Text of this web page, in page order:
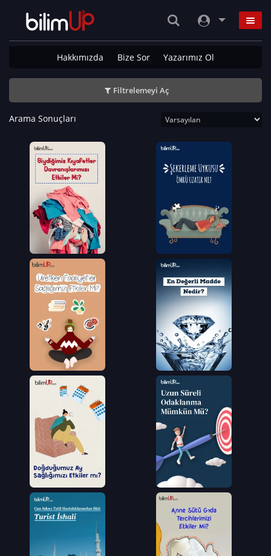
Hakkımızda Bize Sor Yazarımız Ol
Filtrelemeyi Aç
Arama Sonuçları